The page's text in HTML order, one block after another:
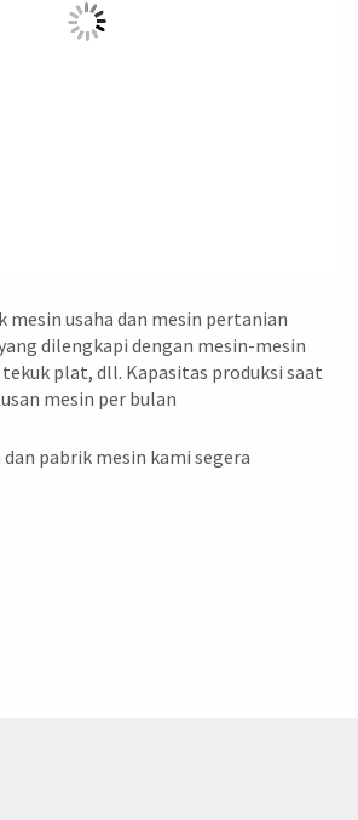
usaha dan mesin pertanian
dilengkapi dengan mesin-mesin
plat, dll. Kapasitas produksi saat
mesin per bulan
pabrik mesin kami segera